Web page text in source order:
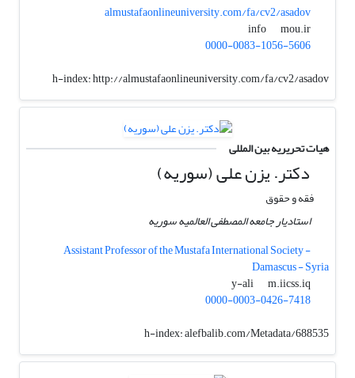
almustafaonlineuniversity.com/fa/cv2/asadov
info
mou.ir
0000-0083-1056-5606
h-index:http://almustafaonlineuniversity.com/fa/cv2/asadov
هیات تحریریه بین المللی
دکتر. یزن علی (سوریه)
فقه و حقوق
استادیار جامعه المصطفی العالمیه سوریه
Assistant Professor of the Mustafa International Society -
Damascus - Syria
y-ali
m.iicss.iq
0000-0003-0426-7418
h-index:alefbalib.com/Metadata/688535